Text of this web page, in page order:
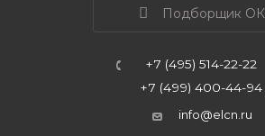
Подборщик
+7 (495) 514-22-22
+7 (499) 400-44-94
info@elcn.ru